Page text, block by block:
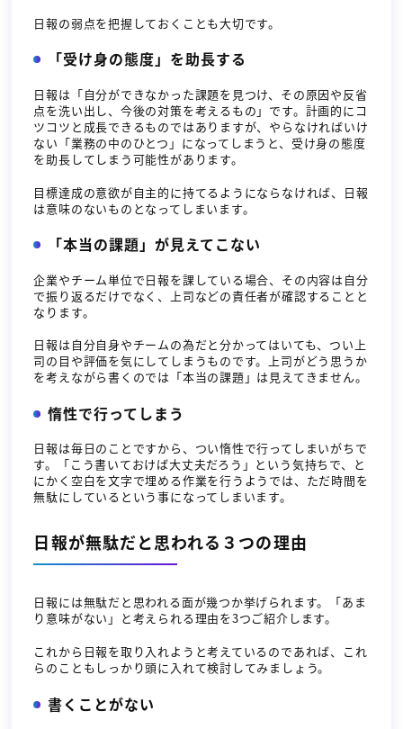
日報の弱点を把握しておくことも大切です。
「受け身の態度」を助長する
日報は「自分ができなかった課題を見つけ、その原因や反省
点を洗い出し、今後の対策を考えるもの」です。計画的にコ
ツコツと成長できるものではありますが、やらなければいけ
ない「業務の中のひとつ」になってしまうと、受け身の態度
を助長してしまう可能性があります。
目標達成の意欲が自主的に持てるようにならなければ、日報
は意味のないものとなってしまいます。
「本当の課題」が見えてこない
企業やチーム単位で日報を課している場合、その内容は自分
で振り返るだけでなく、上司などの責任者が確認することと
なります。
日報は自分自身やチームの為だと分かってはいても、つい上
司の目や評価を気にしてしまうものです。上司がどう思うか
を考えながら書くのでは「本当の課題」は見えてきません。
惰性で行ってしまう
日報は毎日のことですから、つい惰性で行ってしまいがちで
す。「こう書いておけば大丈夫だろう」という気持ちで、と
にかく空白を文字で埋める作業を行うようでは、ただ時間を
無駄にしているという事になってしまいます。
日報が無駄だと思われる３つの理由
日報には無駄だと思われる面が幾つか挙げられます。「あま
り意味がない」と考えられる理由を3つご紹介します。
これから日報を取り入れようと考えているのであれば、これ
らのこともしっかり頭に入れて検討してみましょう。
書くことがない